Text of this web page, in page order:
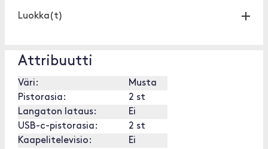
Luokka(t)
Attribuutti
Väri:
Musta
Pistorasia:
2 st
Langaton lataus:
Ei
USB-c-pistorasia:
2 st
Kaapelitelevisio:
Ei